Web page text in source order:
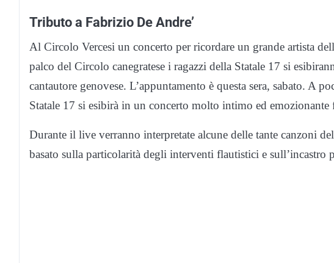
Tributo a Fabrizio De Andre’
Al Circolo Vercesi un concerto per ricordare un grande artista
palco del Circolo canegratese i ragazzi della Statale 17 si
cantautore genovese. L’appuntamento è questa sera, sabato. A
Statale 17 si esibirà in un concerto molto intimo ed
Durante il live verranno interpretate alcune delle tante canzoni
basato sulla particolarità degli interventi flautistici e sull’incastro